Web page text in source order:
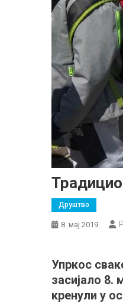
Друштво
8. мај 2019.
Упркос
засијало 8.
кренули у